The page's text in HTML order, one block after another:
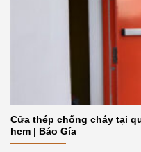
Cửa thép chống cháy tại
hcm | Báo Gía